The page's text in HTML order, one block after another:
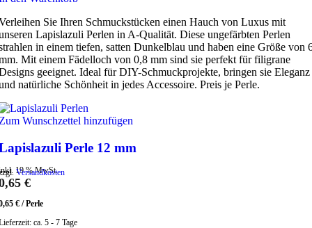
Sie Ihren Schmuckstücken einen Hauch von Luxus mit
Lapislazuli Perlen in A-Qualität. Diese ungefärbten Perlen
in einem tiefen, satten Dunkelblau und haben eine Größe von
Mit einem Fädelloch von 0,8 mm sind sie perfekt für filigrane
geeignet. Ideal für DIY-Schmuckprojekte, bringen sie Eleganz
natürliche Schönheit in jedes Accessoire. Preis je Perle.
Wunschzettel hinzufügen
Perle 12 mm
19 % MwSt.
Versandkosten
€
€ /Perle
ca. 5 - 7 Tage